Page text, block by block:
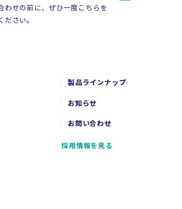
わせの前に、ぜひ一度こちらを
ださい。
製品ラインナップ
お知らせ
お問い合わせ
採用情報を見る